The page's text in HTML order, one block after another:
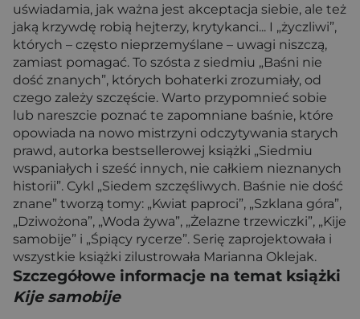
uświadamia, jak ważna jest akceptacja siebie, ale też
jaką krzywdę robią hejterzy, krytykanci... I „życzliwi”,
których – często nieprzemyślane – uwagi niszczą,
zamiast pomagać. To szósta z siedmiu „Baśni nie
dość znanych”, których bohaterki zrozumiały, od
czego zależy szczęście. Warto przypomnieć sobie
lub nareszcie poznać te zapomniane baśnie, które
opowiada na nowo mistrzyni odczytywania starych
prawd, autorka bestsellerowej książki „Siedmiu
wspaniałych i sześć innych, nie całkiem nieznanych
historii”. Cykl „Siedem szczęśliwych. Baśnie nie dość
znane” tworzą tomy: „Kwiat paproci”, „Szklana góra”,
„Dziwożona”, „Woda żywa”, „Żelazne trzewiczki”, „Kije
samobije” i „Śpiący rycerze”. Serię zaprojektowała i
wszystkie książki zilustrowała Marianna Oklejak.
Szczegółowe informacje na temat książki
Kije samobije